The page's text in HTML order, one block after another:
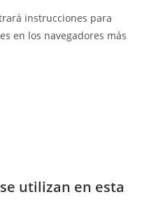
instrucciones para
en los navegadores más
utilizan en esta